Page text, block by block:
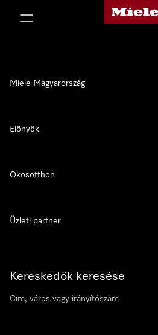
Miele honlapja
Kereskedők keresése
Miele Magyarország
Előnyök
Okosotthon
Üzleti partner